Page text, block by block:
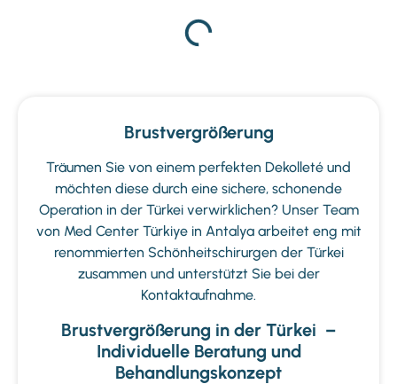
Brustvergrößerung
Träumen Sie von einem perfekten Dekolleté und
möchten diese durch eine sichere, schonende
Operation in der Türkei verwirklichen? Unser Team
von Med Center Türkiye in Antalya arbeitet eng mit
renommierten Schönheitschirurgen der Türkei
zusammen und unterstützt Sie bei der
Kontaktaufnahme.
Brustvergrößerung in der Türkei –
Individuelle Beratung und
Behandlungskonzept